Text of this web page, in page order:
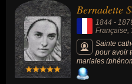
Bernadette
1844 -
Française,
Sainte
pour avoir
mariales
rapportant
Marie, mère de